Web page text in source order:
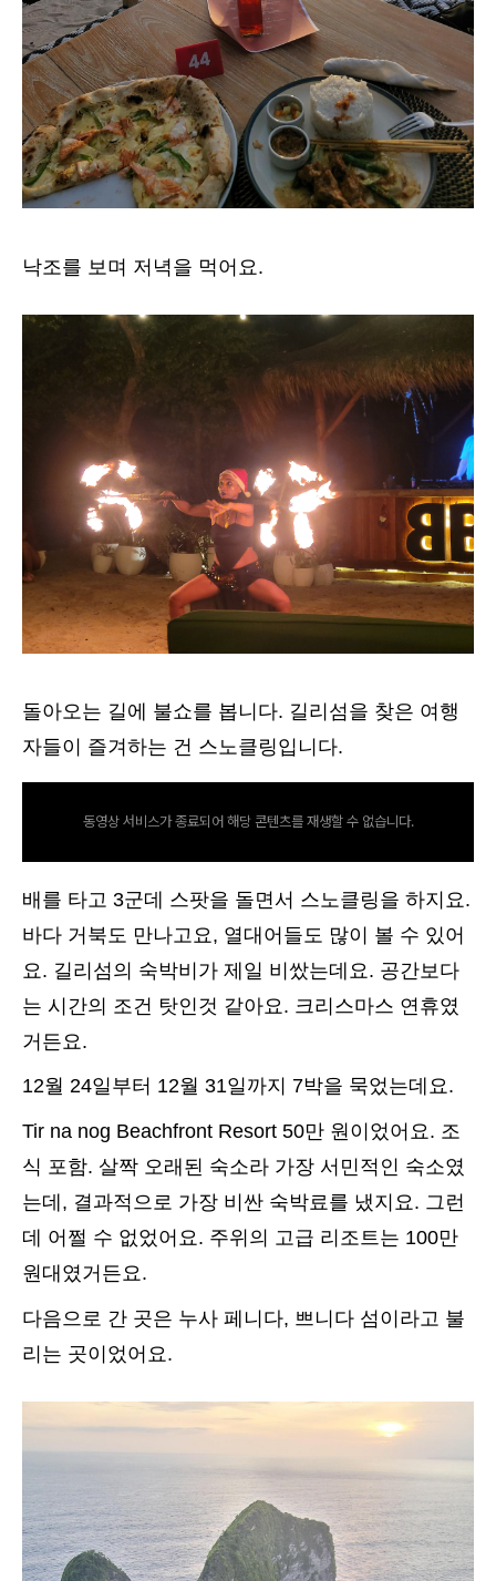
낙조를 보며 저녁을 먹어요.
돌아오는 길에 불쇼를 봅니다. 길리섬을 찾은 여행
자들이 즐겨하는 건 스노클링입니다.
동영상 서비스가 종료되어 해당 콘텐츠를 재생할 수 없습니다.
배를 타고 3군데 스팟을 돌면서 스노클링을 하지요.
바다 거북도 만나고요, 열대어들도 많이 볼 수 있어
요. 길리섬의 숙박비가 제일 비쌌는데요. 공간보다
는 시간의 조건 탓인것 같아요. 크리스마스 연휴였
거든요.
12월 24일부터 12월 31일까지 7박을 묵었는데요.
Tir na nog Beachfront Resort 50만 원이었어요. 조
식 포함. 살짝 오래된 숙소라 가장 서민적인 숙소였
는데, 결과적으로 가장 비싼 숙박료를 냈지요. 그런
데 어쩔 수 없었어요. 주위의 고급 리조트는 100만
원대였거든요.
다음으로 간 곳은 누사 페니다, 쁘니다 섬이라고 불
리는 곳이었어요.